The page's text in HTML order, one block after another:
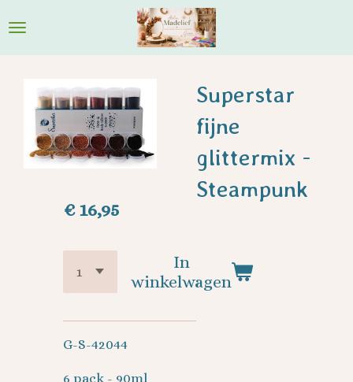
direct
naar
hoofdinhoud
Superstar
fijne
glittermix -
Steampunk
€ 16,95
In
winkelwagen
G-S-42044
6 pack - 90ml